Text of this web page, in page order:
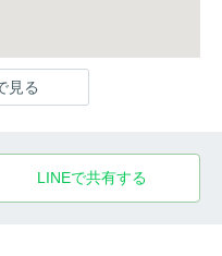
見る
LINEで共有する